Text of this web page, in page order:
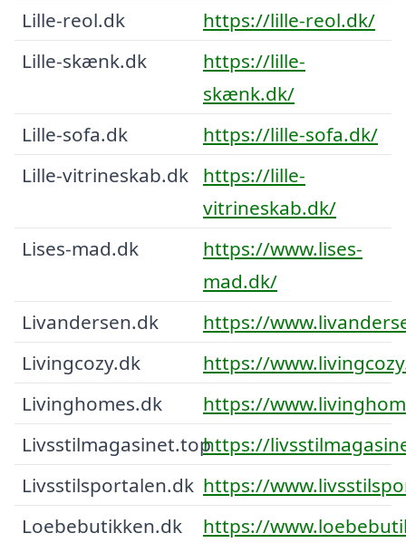
Lille-reol.dk
https://lille-reol.dk/
Lille-skænk.dk
https://lille-
skænk.dk/
Lille-sofa.dk
https://lille-sofa.dk/
Lille-vitrineskab.dk
https://lille-
vitrineskab.dk/
Lises-mad.dk
https://www.lises-
mad.dk/
Livandersen.dk
https://
Livingcozy.dk
https://
Livinghomes.dk
https://
Livsstilmagasinet.tophttps://
Livsstilsportalen.dk https://
Loebebutikken.dk
https://